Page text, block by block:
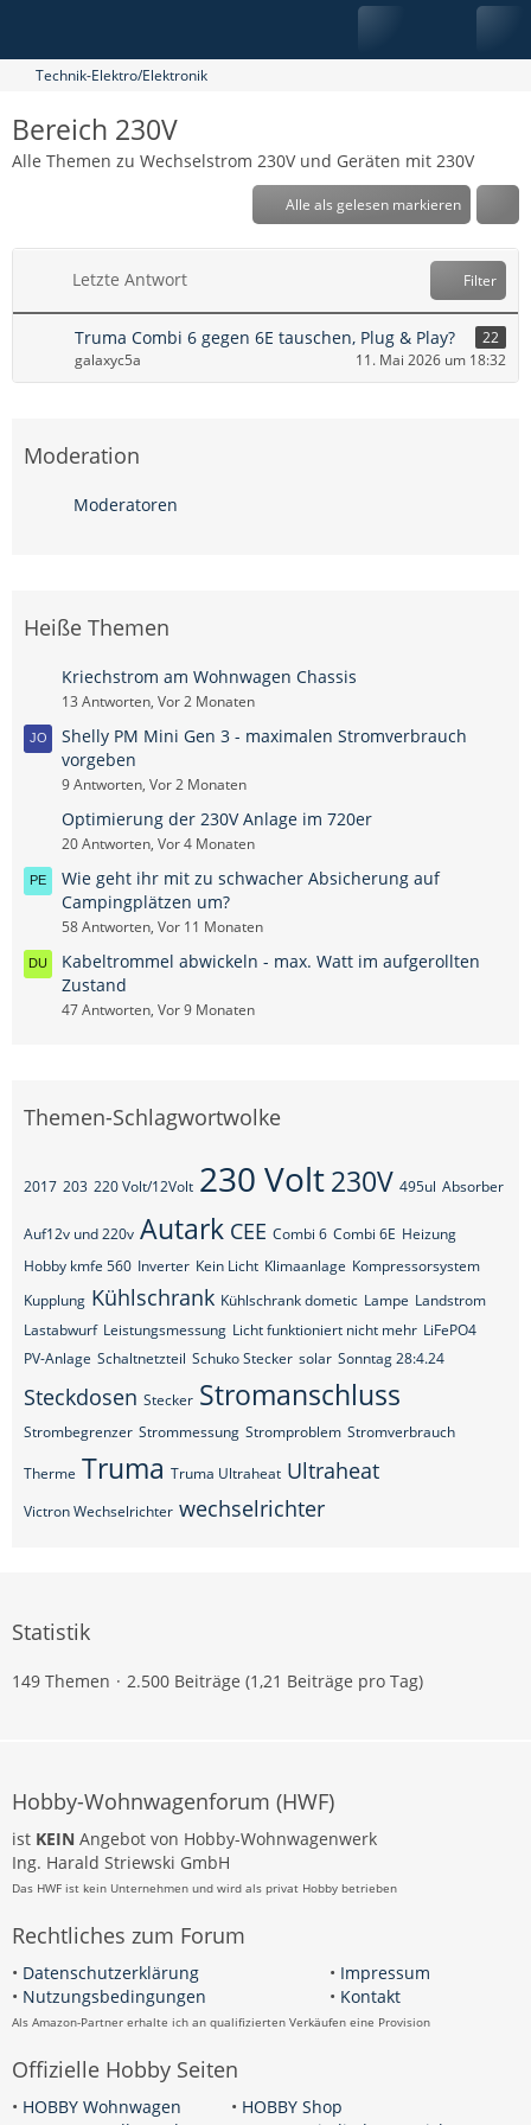
Technik-Elektro/Elektronik
Bereich 230V
Alle Themen zu Wechselstrom 230V und Geräten mit 230V
Alle als gelesen markieren
Letzte Antwort Filter
Truma Combi 6 gegen 6E tauschen, Plug & Play?
22
galaxyc5a
11. Mai 2026 um 18:32
Moderation
Moderatoren
Heiße Themen
Kriechstrom am Wohnwagen Chassis
13 Antworten, Vor 2 Monaten
Shelly PM Mini Gen 3 - maximalen Stromverbrauch
vorgeben
9 Antworten, Vor 2 Monaten
Optimierung der 230V Anlage im 720er
20 Antworten, Vor 4 Monaten
Wie geht ihr mit zu schwacher Absicherung auf
Campingplätzen um?
58 Antworten, Vor 11 Monaten
Kabeltrommel abwickeln - max. Watt im aufgerollten
Zustand
47 Antworten, Vor 9 Monaten
Themen-Schlagwortwolke
2017 203 220 Volt/12Volt 230 Volt230V 495ul Absorber
Auf12v und 220v Autark CEE Combi 6 Combi 6E Heizung
Hobby kmfe 560 Inverter Kein Licht Klimaanlage Kompressorsystem
Kupplung Kühlschrank Kühlschrank dometic Lampe Landstrom
Lastabwurf Leistungsmessung Licht funktioniert nicht mehr LiFePO4
PV-Anlage Schaltnetzteil Schuko Stecker solar Sonntag 28:4.24
Steckdosen Stecker Stromanschluss
Strombegrenzer Strommessung Stromproblem Stromverbrauch
Therme Truma Truma Ultraheat Ultraheat
Victron Wechselrichter wechselrichter
Statistik
149 Themen 2.500 Beiträge (1,21 Beiträge pro Tag)
Hobby-Wohnwagenforum (HWF)
ist KEIN Angebot von Hobby-Wohnwagenwerk
Ing. Harald Striewski GmbH
Das HWF ist kein Unternehmen und wird als privat Hobby betrieben
Rechtliches zum Forum
• Datenschutzerklärung • Impressum
• Nutzungsbedingungen • Kontakt
Als Amazon-Partner erhalte ich an qualifizierten Verkäufen eine Provision
Offizielle Hobby Seiten
• HOBBY Wohnwagen • HOBBY Shop